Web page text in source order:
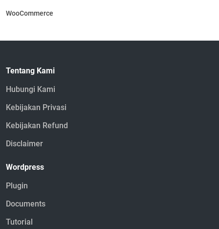
WooCommerce
Tentang Kami
Hubungi Kami
Kebijakan Privasi
Kebijakan Refund
Disclaimer
Wordpress
Plugin
Documents
Tutorial